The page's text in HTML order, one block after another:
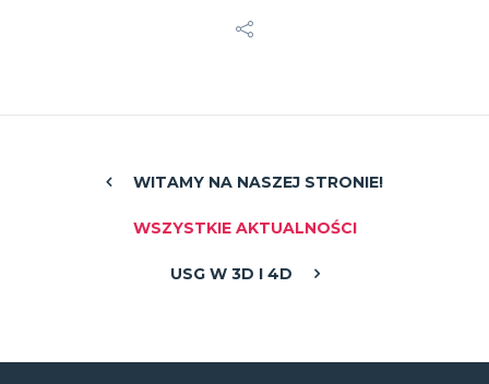
WITAMY NA NASZEJ STRONIE!
WSZYSTKIE AKTUALNOŚCI
USG W 3D I 4D